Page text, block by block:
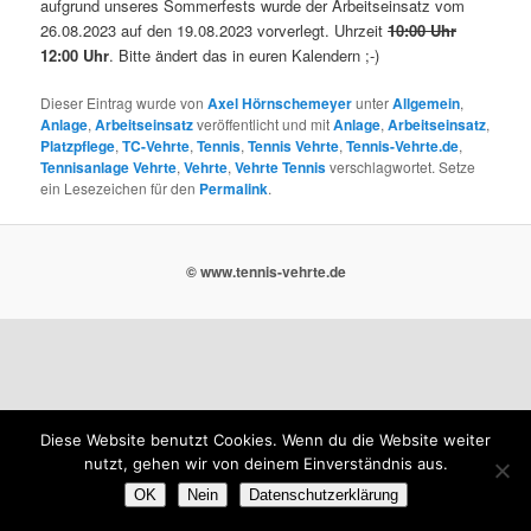
aufgrund unseres Sommerfests wurde der Arbeitseinsatz vom
26.08.2023 auf den 19.08.2023 vorverlegt. Uhrzeit10:00 Uhr
12:00 Uhr. Bitte ändert das in euren Kalendern ;-)
Dieser Eintrag wurde vonAxel HörnschemeyerunterAllgemein,
Anlage,Arbeitseinsatzveröffentlicht und mitAnlage,Arbeitseinsatz,
Platzpflege,TC-Vehrte,Tennis,Tennis Vehrte,Tennis-Vehrte.de,
Tennisanlage Vehrte,Vehrte,Vehrte Tennisverschlagwortet. Setze
ein Lesezeichen für den Permalink.
© www.tennis-vehrte.de
Diese Website benutzt Cookies. Wenn du die Website weiter
nutzt, gehen wir von deinem Einverständnis aus.
OK Nein Datenschutzerklärung